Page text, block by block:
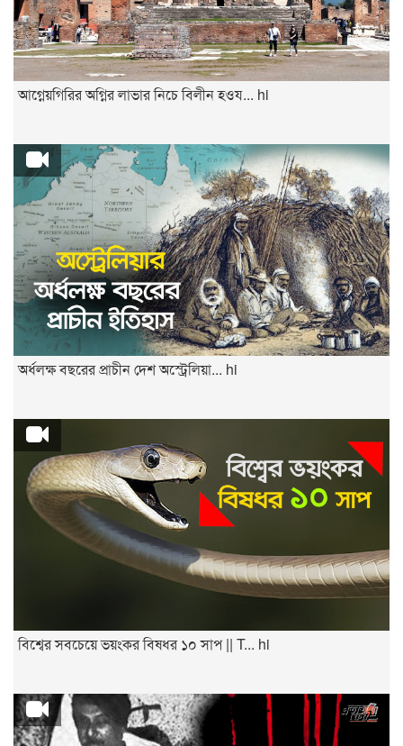
আগ্নেয়গিরির অগ্নির লাভার নিচে বিলীন হওয... hi
অর্ধলক্ষ বছরের প্রাচীন দেশ অস্ট্রেলিয়া... hi
বিশ্বের সবচেয়ে ভয়ংকর বিষধর ১০ সাপ || T... hi